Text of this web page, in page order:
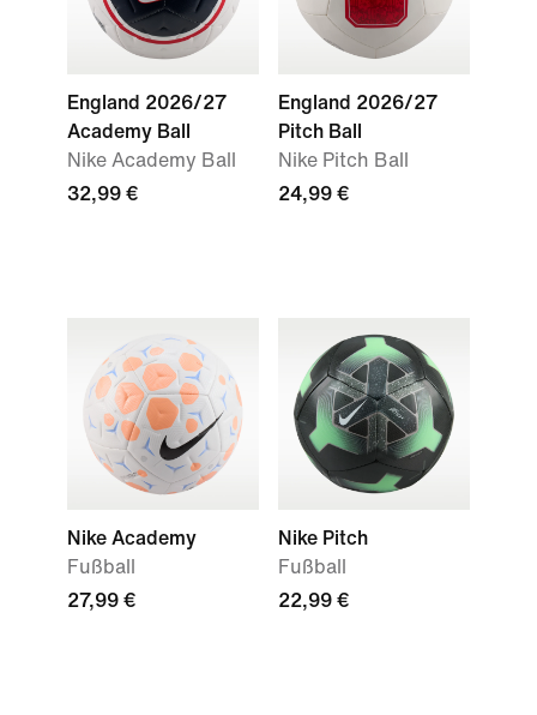
England 2026/27
Academy Ball
Nike Academy Ball
32,99 €
England 2026/27
Pitch Ball
Nike Pitch Ball
24,99 €
Nike Academy
Fußball
27,99 €
Nike Pitch
Fußball
22,99 €